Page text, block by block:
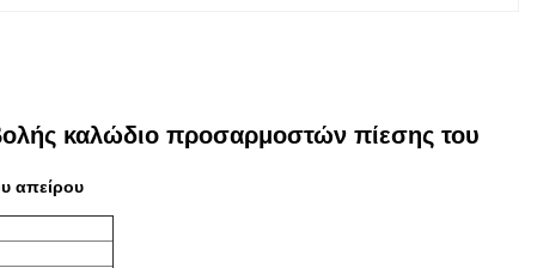
καλώδιο προσαρμοστών πίεσης του
απείρου